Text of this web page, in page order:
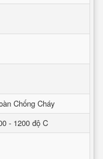
Chống Cháy
- 1200 độ C